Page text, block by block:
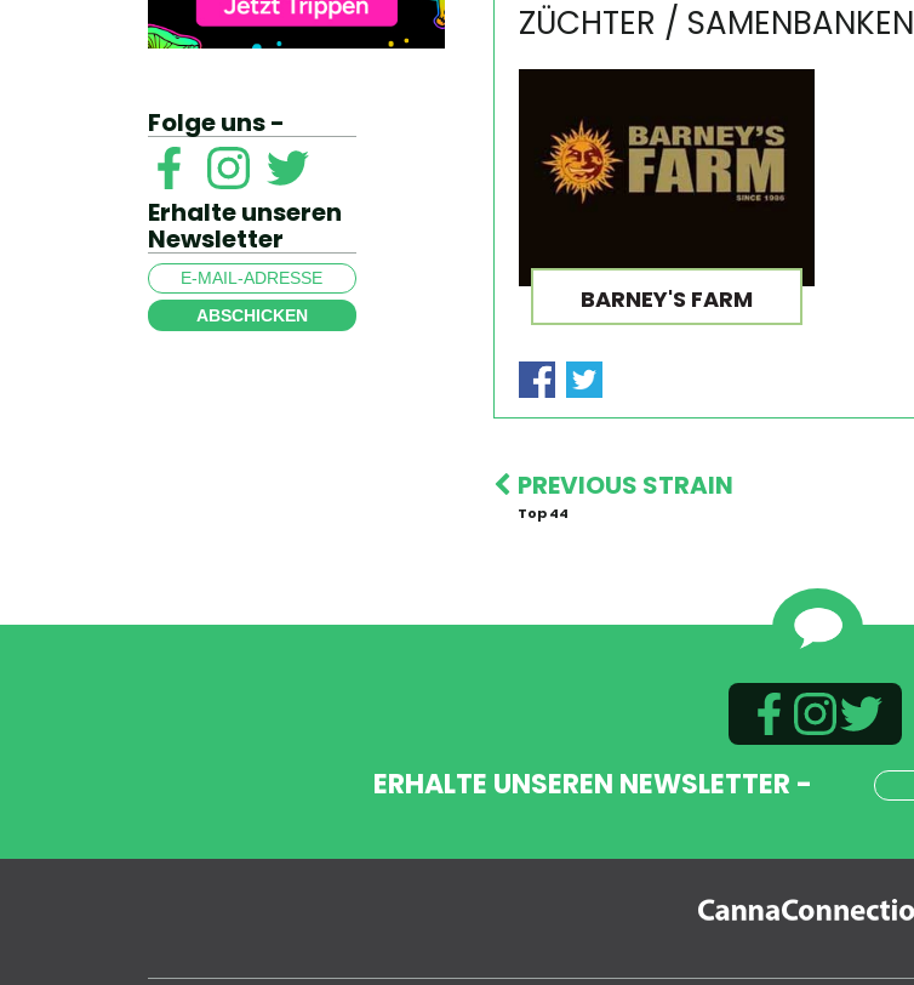
Folge uns -
Erhalte unseren
Newsletter
ABSCHICKEN
ZÜCHTER / SAMENBANKEN
BARNEY'S FARM
PREVIOUS STRAIN
Top 44
ERHALTE UNSEREN NEWSLETTER -